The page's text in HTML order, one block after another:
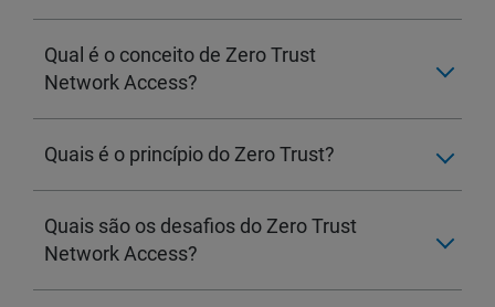
Qual é o conceito de Zero Trust
Network Access?
Quais é o princípio do Zero Trust?
Quais são os desafios do Zero Trust
Network Access?